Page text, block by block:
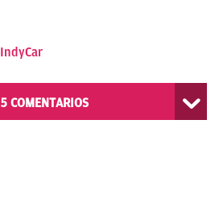
IndyCar
5 COMENTARIOS